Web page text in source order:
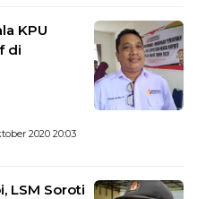
KPU
di
2020 20:03
LSM Soroti